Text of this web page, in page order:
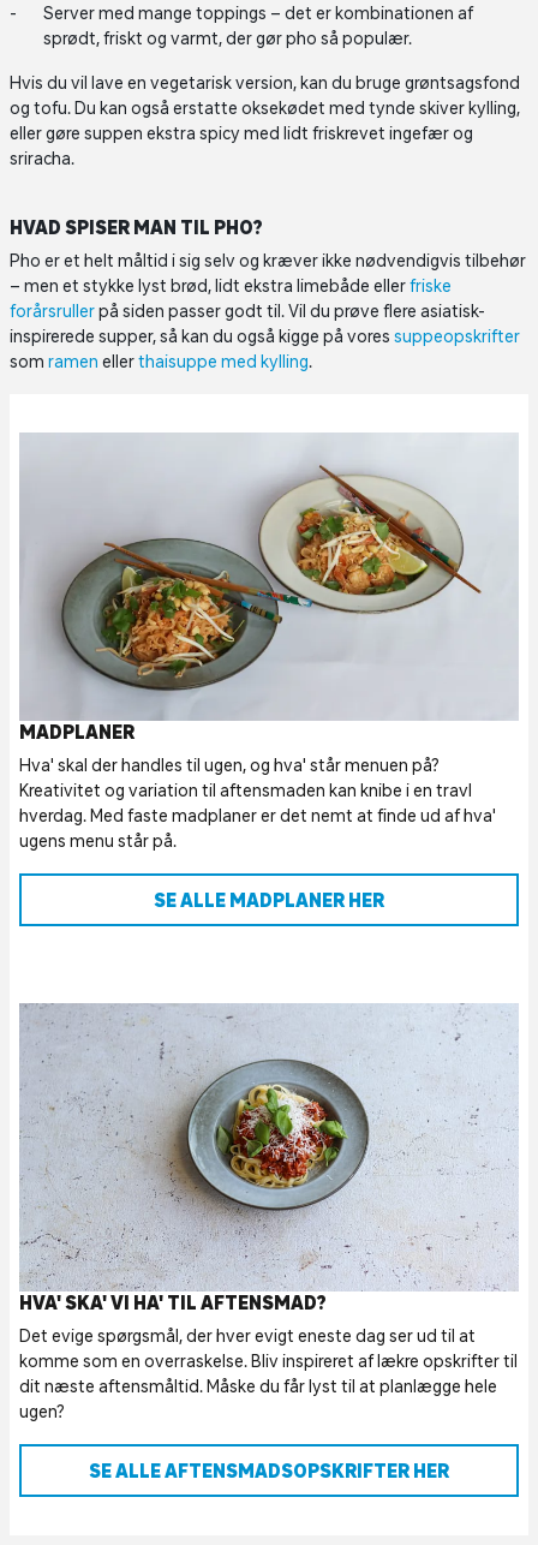
Server med mange toppings – det er kombinationen af
sprødt, friskt og varmt, der gør pho så populær.
Hvis du vil lave en vegetarisk version, kan du bruge grøntsagsfond
og tofu. Du kan også erstatte oksekødet med tynde skiver kylling,
eller gøre suppen ekstra spicy med lidt friskrevet ingefær og
sriracha.
HVAD SPISER MAN TIL PHO?
Pho er et helt måltid i sig selv og kræver ikke nødvendigvis tilbehør
– men et stykke lyst brød, lidt ekstra limebåde ellerfriske
forårsrullerpå siden passer godt til. Vil du prøve flere asiatisk-
inspirerede supper, så kan du også kigge på vores suppeopskrifter
som ramen ellerthaisuppe med kylling.
MADPLANER
Hva' skal der handles til ugen, og hva' står menuen på?
Kreativitet og variation til aftensmaden kan knibe i en travl
hverdag. Med faste madplaner er det nemt at finde ud af hva'
ugens menu står på.
SE ALLE MADPLANER HER
HVA' SKA' VI HA' TIL AFTENSMAD?
Det evige spørgsmål, der hver evigt eneste dag ser ud til at
komme som en overraskelse. Bliv inspireret af lækre opskrifter til
dit næste aftensmåltid. Måske du får lyst til at planlægge hele
ugen?
SE ALLE AFTENSMADSOPSKRIFTER HER